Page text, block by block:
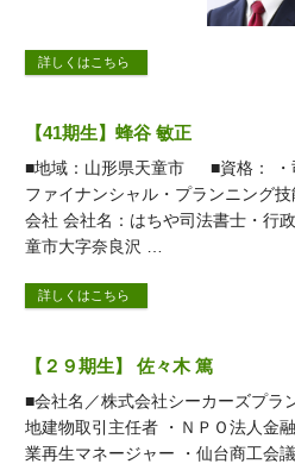
詳しくはこちら
【41期生】蜂谷 敏正
■地域：山形県天童市 ■資格： ・
ファイナンシャル・プランニング
会社 会社名：はちや司法書士・行
童市大字奈良沢 …
詳しくはこちら
【２９期生】 佐々木 篤
■会社名／株式会社シーカーズプラ
地建物取引主任者 ・ＮＰＯ法人金
業再生マネージャー ・仙台商工会